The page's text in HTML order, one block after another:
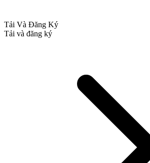
Tải Và Đăng Ký
Tải và đăng ký